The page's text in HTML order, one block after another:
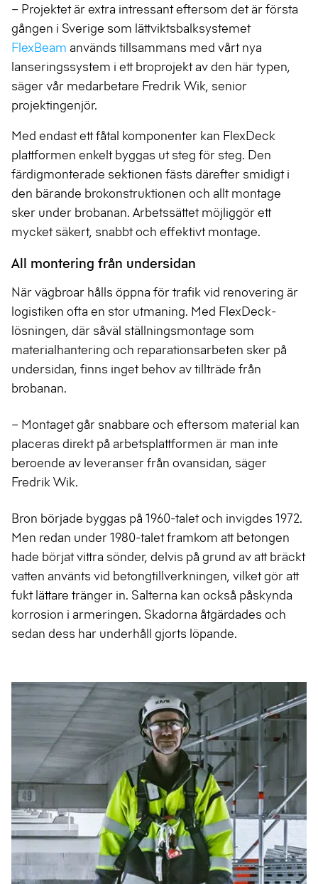
– Projektet är extra intressant eftersom det är första
gången i Sverige som lättviktsbalksystemet
FlexBeam används tillsammans med vårt nya
lanseringssystem i ett broprojekt av den här typen,
säger vår medarbetare Fredrik Wik, senior
projektingenjör.
Med endast ett fåtal komponenter kan FlexDeck
plattformen enkelt byggas ut steg för steg. Den
färdigmonterade sektionen fästs därefter smidigt i
den bärande brokonstruktionen och allt montage
sker under brobanan. Arbetssättet möjliggör ett
mycket säkert, snabbt och effektivt montage.
All montering från undersidan
När vägbroar hålls öppna för trafik vid renovering är
logistiken ofta en stor utmaning. Med FlexDeck-
lösningen, där såväl ställningsmontage som
materialhantering och reparationsarbeten sker på
undersidan, finns inget behov av tillträde från
brobanan.
– Montaget går snabbare och eftersom material kan
placeras direkt på arbetsplattformen är man inte
beroende av leveranser från ovansidan, säger
Fredrik Wik.
Bron började byggas på 1960-talet och invigdes 1972.
Men redan under 1980-talet framkom att betongen
hade börjat vittra sönder, delvis på grund av att bräckt
vatten använts vid betongtillverkningen, vilket gör att
fukt lättare tränger in. Salterna kan också påskynda
korrosion i armeringen. Skadorna åtgärdades och
sedan dess har underhåll gjorts löpande.